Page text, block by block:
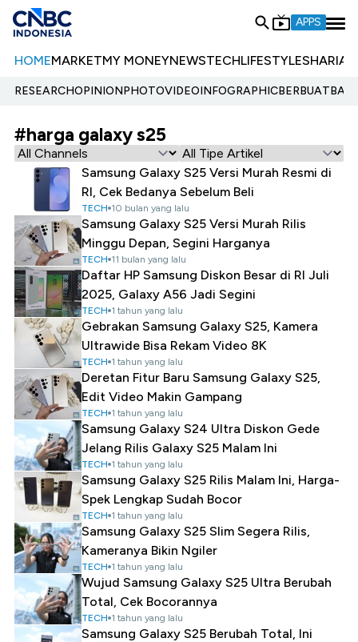
APPS
HOMEMARKETMY MONEYNEWSTECHLIFESTYLESHARIA
RESEARCHOPINIONPHOTOVIDEOINFOGRAPHIC
#harga galaxy s25
Samsung Galaxy S25 Versi Murah Resmi di
RI, Cek Bedanya Sebelum Beli
TECH 10 bulan yang lalu
Samsung Galaxy S25 Versi Murah Rilis
Minggu Depan, Segini Harganya
TECH 11 bulan yang lalu
Daftar HP Samsung Diskon Besar di RI Juli
2025, Galaxy A56 Jadi Segini
TECH 1 tahun yang lalu
Gebrakan Samsung Galaxy S25, Kamera
Ultrawide Bisa Rekam Video 8K
TECH 1 tahun yang lalu
Deretan Fitur Baru Samsung Galaxy S25,
Edit Video Makin Gampang
TECH 1 tahun yang lalu
Samsung Galaxy S24 Ultra Diskon Gede
Jelang Rilis Galaxy S25 Malam Ini
TECH 1 tahun yang lalu
Samsung Galaxy S25 Rilis Malam Ini, Harga-
Spek Lengkap Sudah Bocor
TECH 1 tahun yang lalu
Samsung Galaxy S25 Slim Segera Rilis,
Kameranya Bikin Ngiler
TECH 1 tahun yang lalu
Wujud Samsung Galaxy S25 Ultra Berubah
Total, Cek Bocorannya
TECH 1 tahun yang lalu
Samsung Galaxy S25 Berubah Total, Ini